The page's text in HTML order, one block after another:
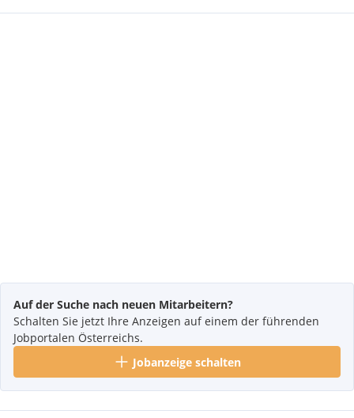
Auf der Suche nach neuen Mitarbeitern?
Schalten Sie jetzt Ihre Anzeigen auf einem der führenden
Jobportalen Österreichs.
Jobanzeige schalten